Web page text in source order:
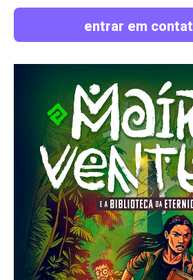
entrar em